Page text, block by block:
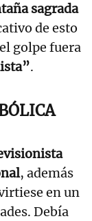
sagrada
de esto
golpe fuera
.
, además
en un
Debía